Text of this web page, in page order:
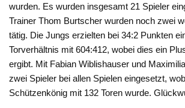
wurden. Es wurden insgesamt 21 Spieler
Trainer Thom Burtscher wurden noch zwei
tätig. Die Jungs erzielten bei 34:2 Punkten
Torverhältnis mit 604:412, wobei dies ein
ergibt. Mit Fabian Wiblishauser und
zwei Spieler bei allen Spielen eingesetzt,
Schützenkönig mit 132 Toren wurde.